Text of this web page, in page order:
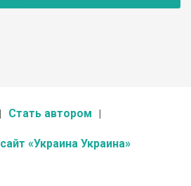
Стать автором
«Украина Украина»